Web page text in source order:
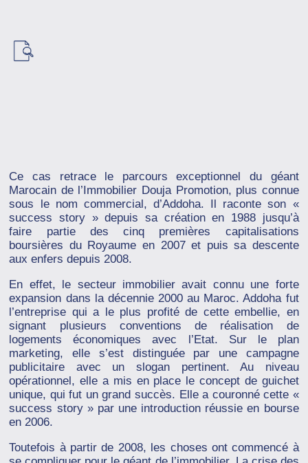
Ce cas retrace le parcours exceptionnel du géant
Marocain de l’Immobilier Douja Promotion, plus connue
sous le nom commercial, d’Addoha. Il raconte son «
success story » depuis sa création en 1988 jusqu’à
faire partie des cinq premières capitalisations
boursières du Royaume en 2007 et puis sa descente
aux enfers depuis 2008.
En effet, le secteur immobilier avait connu une forte
expansion dans la décennie 2000 au Maroc. Addoha fut
l’entreprise qui a le plus profité de cette embellie, en
signant plusieurs conventions de réalisation de
logements économiques avec l’Etat. Sur le plan
marketing, elle s’est distinguée par une campagne
publicitaire avec un slogan pertinent. Au niveau
opérationnel, elle a mis en place le concept de guichet
unique, qui fut un grand succès. Elle a couronné cette «
success story » par une introduction réussie en bourse
en 2006.
Toutefois à partir de 2008, les choses ont commencé à